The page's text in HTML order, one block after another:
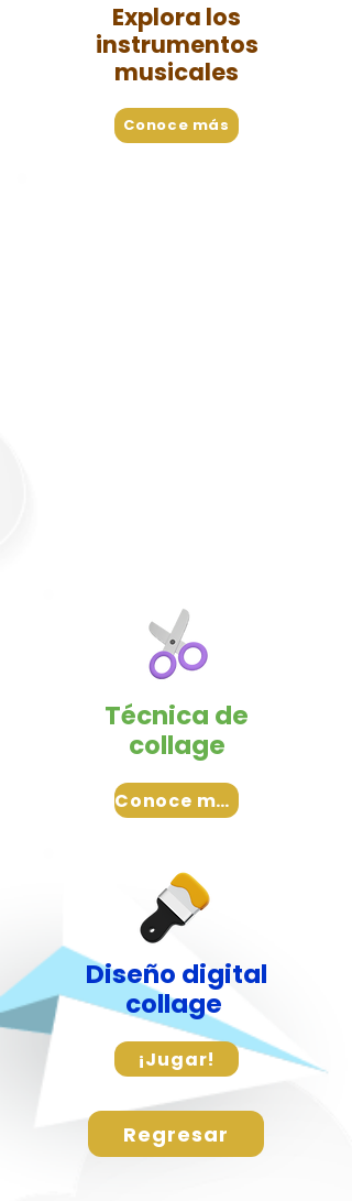
Explora los
instrumentos
musicales
Conoce más
Técnica de
collage
Conoce más
Diseño digital
collage
¡Jugar!
Regresar